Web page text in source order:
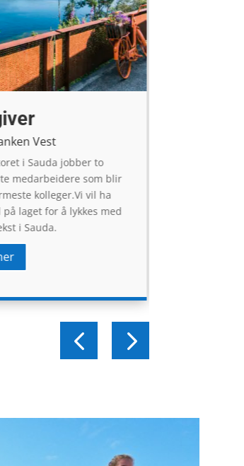
Vest
i Sauda jobber to
medarbeidere som blir
kolleger.Vi vil ha
laget for å lykkes med
i Sauda.